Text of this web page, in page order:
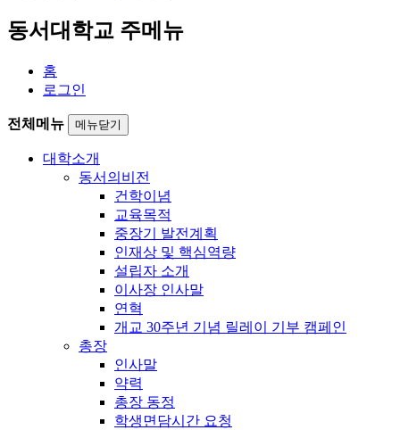
동서대학교 주메뉴
홈
로그인
전체메뉴 메뉴닫기
대학소개
동서의비전
건학이념
교육목적
중장기 발전계획
인재상 및 핵심역량
설립자 소개
이사장 인사말
연혁
개교 30주년 기념 릴레이 기부 캠페인
총장
인사말
약력
총장 동정
학생면담시간 요청